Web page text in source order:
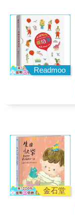
Readmoo
金石堂